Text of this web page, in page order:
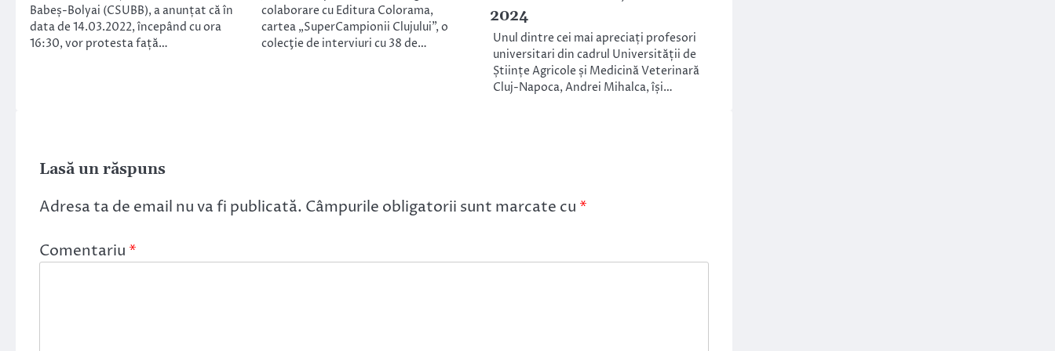
Babeș-Bolyai (CSUBB), a anunțat că în
data de 14.03.2022, începând cu ora
16:30, vor protesta față…
colaborare cu Editura Colorama,
cartea „SuperCampionii Clujului”, o
colecţie de interviuri cu 38 de…
2024
Unul dintre cei mai apreciați profesori
universitari din cadrul Universității de
Științe Agricole și Medicină Veterinară
Cluj-Napoca, Andrei Mihalca, își…
Lasă un răspuns
Adresa ta de email nu va fi publicată. Câmpurile obligatorii sunt marcate cu *
Comentariu *